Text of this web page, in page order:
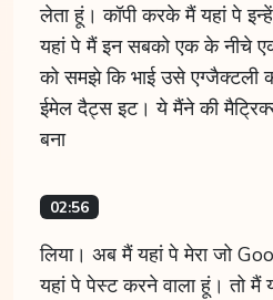
लेता हूं। कॉपी करके मैं यहां पे
यहां पे मैं इन सबको एक के नीचे
को समझे कि भाई उसे एग्जैक्टली
ईमेल दैट्स इट। ये मैंने की
बना
02:56
लिया। अब मैं यहां पे मेरा जो
यहां पे पेस्ट करने वाला हूं। तो मैं